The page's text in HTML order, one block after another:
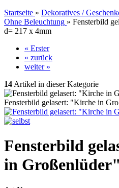
Startseite » Dekoratives /
Ohne Beleuchtung » Fensterbild
d= 217 x 4mm
« Erster
« zurück
weiter »
14 Artikel in dieser Kategorie
Fensterbild gelasert: "Kirche in
Fensterbild
in